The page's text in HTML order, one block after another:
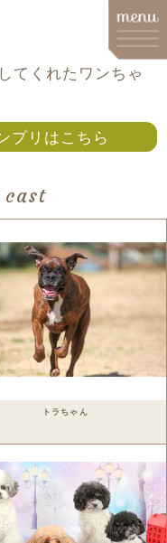
てくれたワンちゃ
プリはこちら
cast
トラちゃん